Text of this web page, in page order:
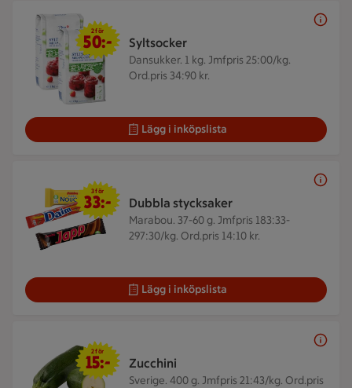
Syltsocker
Dansukker. 1 kg. Jmfpris 25:00/kg.
Ord.pris 34:90 kr.
2 för 50 kr
2 för
50:-
Lägg i inköpslista
Dubbla stycksaker
Marabou. 37-60 g. Jmfpris 183:33-
297:30/kg. Ord.pris 14:10 kr.
3 för 33 kr
3 för
33:-
Lägg i inköpslista
Zucchini
Sverige. 400 g. Jmfpris 21:43/kg. Ord.pris
2 för 15 kr
2 för
15:-